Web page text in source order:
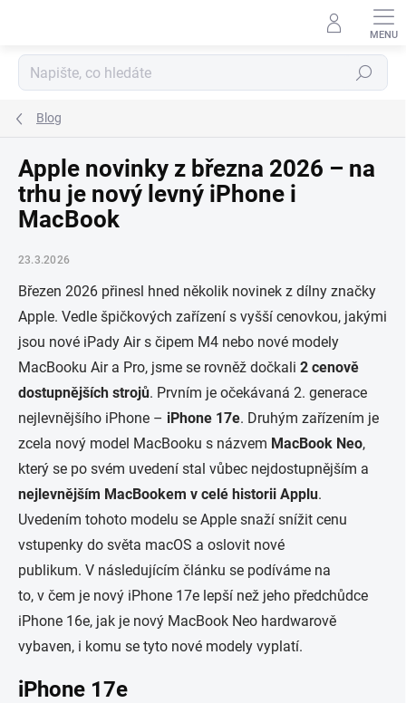
Hledat
Blog
Apple novinky z března 2026 – na
trhu je nový levný iPhone i
MacBook
23.3.2026
Březen 2026 přinesl hned několik novinek z dílny značky
Apple. Vedle špičkových zařízení s vyšší cenovkou, jakými
jsou nové iPady Air s čipem M4 nebo nové modely
MacBooku Air a Pro, jsme se rovněž dočkali 2 cenově
dostupnějších strojů. Prvním je očekávaná 2. generace
nejlevnějšího iPhone – iPhone 17e. Druhým zařízením je
zcela nový model MacBooku s názvem MacBook Neo,
který se po svém uvedení stal vůbec nejdostupnějším a
nejlevnějším MacBookem v celé historii Applu.
Uvedením tohoto modelu se Apple snaží snížit cenu
vstupenky do světa macOS a oslovit nové
publikum. V následujícím článku se podíváme na
to, v čem je nový iPhone 17e lepší než jeho předchůdce
iPhone 16e, jak je nový MacBook Neo hardwarově
vybaven, i komu se tyto nové modely vyplatí.
iPhone 17e